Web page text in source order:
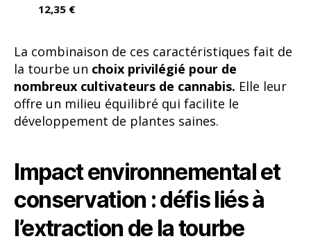
12,35 €
La combinaison de ces caractéristiques fait de
la tourbe un choix privilégié pour de
nombreux cultivateurs de cannabis. Elle leur
offre un milieu équilibré qui facilite le
développement de plantes saines.
Impact environnemental et
conservation : défis liés à
l’extraction de la tourbe